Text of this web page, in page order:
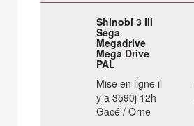
Shinobi 3 III
Sega
Megadrive
Mega Drive
PAL
Mise en ligne il
y a 3590j 12h
Gacé / Orne